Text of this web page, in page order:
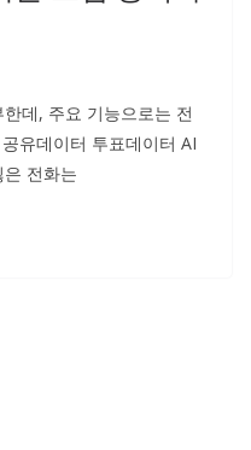
데, 주요 기능으로는 전
유데이터 투표데이터 AI
전화는